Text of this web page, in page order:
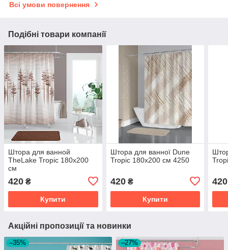
Всі умови повернення
Подібні товари компанії
Штора для ванной
TheLake Tropic 180x200
cм
420 ₴
Купити
Штора для ванної Dune
Tropic 180x200 cм 4250
420₴
Купити
420
Акційні пропозиції та новинки
–35% –27%